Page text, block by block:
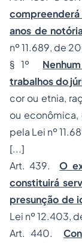
anos de
nº 11.689, de
§ 1º
trabalhos do
cor ou etnia,
ou econômica,
pela Lei nº
[...]
Art. 439.O
constituirá
presunção de
Lei nº 12.403,
Art. 440.